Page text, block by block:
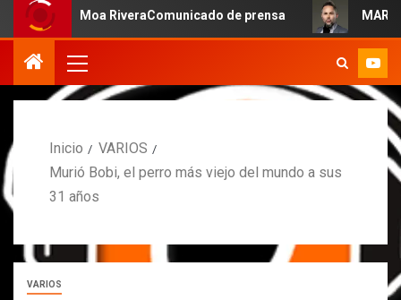
RiveraComunicado de prensa MARCOS PETRO
Inicio
VARIOS
Murió Bobi, el perro más viejo del mundo a sus
31 años
VARIOS